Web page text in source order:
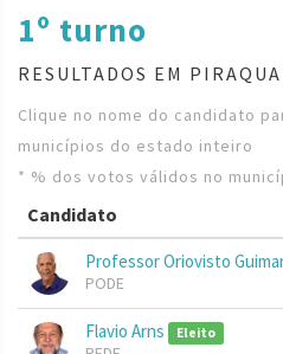
1º turno
RESULTADOS EM
Clique no nome do candidato
municípios do estado inteiro
* % dos votos válidos no
Candidato
Professor Oriovisto
PODE
Flavio Arns Eleito